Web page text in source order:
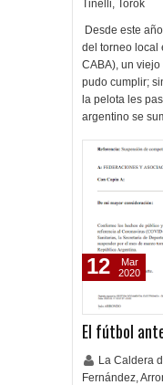
Tinelli, Torok
Desde este
del torneo local
CABA), un
pudo cumplir;
la pelota les
argentino se
El fútbol
La Caldera
Fernández,
12
Mar
2020